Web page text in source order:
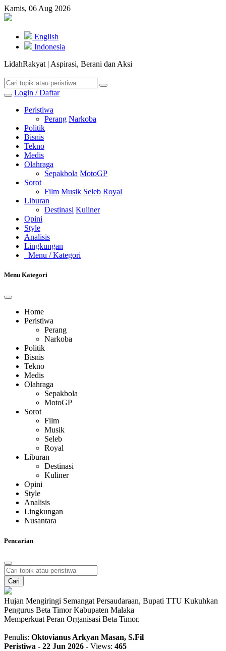
Kamis, 06 Aug 2026
English
Indonesia
LidahRakyat | Aspirasi, Berani dan Aksi
Login / Daftar
Peristiwa
Perang Narkoba
Politik
Bisnis
Tekno
Medis
Olahraga
Sepakbola MotoGP
Sorot
Film Musik Seleb Royal
Liburan
Destinasi Kuliner
Opini
Style
Analisis
Lingkungan
Menu / Kategori
Menu Kategori
Home
Peristiwa
Perang
Narkoba
Politik
Bisnis
Tekno
Medis
Olahraga
Sepakbola
MotoGP
Sorot
Film
Musik
Seleb
Royal
Liburan
Destinasi
Kuliner
Opini
Style
Analisis
Lingkungan
Nusantara
Pencarian
Cari
Hujan Mengiringi Semangat Persaudaraan, Bupati TTU Kukuhkan
Pengurus Beta Timor Kabupaten Malaka
Memperkuat Peran Organisasi Beta Timor.
Penulis: Oktovianus Arkyan Masan, S.Fil
Peristiwa - 22 Jun 2026 - Views: 465